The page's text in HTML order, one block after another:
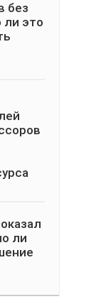
без
ли это
ли